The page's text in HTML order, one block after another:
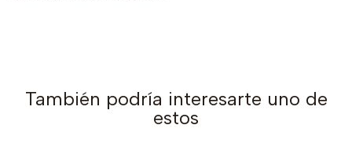
También podría interesarte uno de
estos